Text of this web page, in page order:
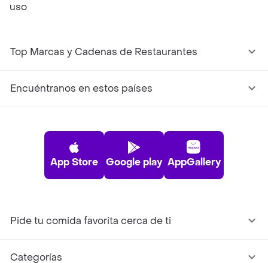
uso
Top Marcas y Cadenas de Restaurantes
Encuéntranos en estos países
App Store Google play AppGallery
Pide tu comida favorita cerca de ti
Categorías